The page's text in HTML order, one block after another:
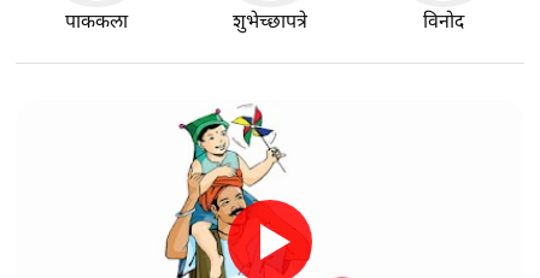
पाककला शुभेच्छापत्रे विनोद